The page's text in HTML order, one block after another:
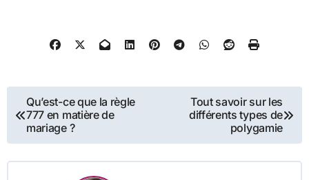
Navigation
de
l’article
Qu’est-ce que la règle
777 en matière de
mariage ?
Tout savoir sur les
différents types de
polygamie